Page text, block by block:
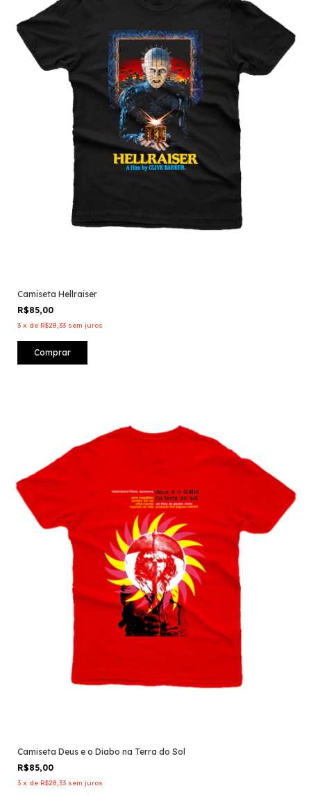
Camiseta Hellraiser
R$85,00
3 x de R$28,33 sem juros
Comprar
Camiseta Deus e o Diabo na Terra do Sol
R$85,00
3 x de R$28,33 sem juros